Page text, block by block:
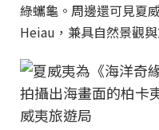
綠蠵龜。周邊還可見夏
Heiau，兼具自然景觀與